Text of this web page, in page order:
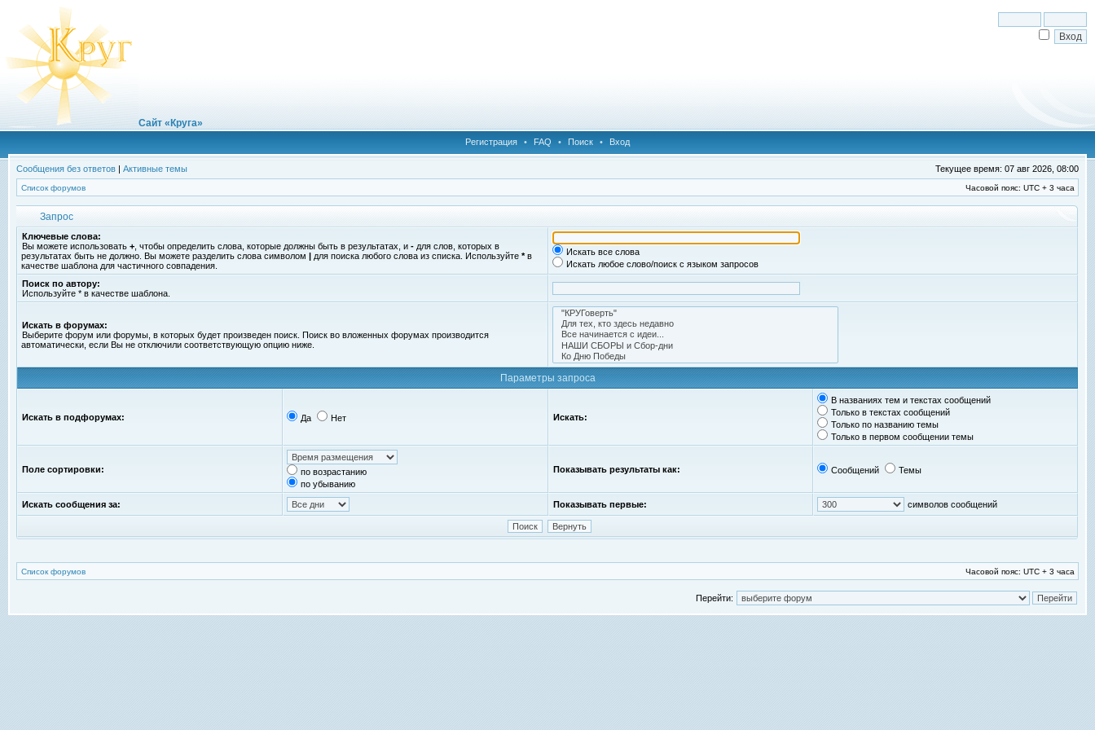
Сайт «Круга»
Регистрация • FAQ • Поиск • Вход
Сообщения без ответов | Активные темы Текущее время: 07 авг 2026, 08:00
Список форумов Часовой пояс: UTC + 3 часа
Запрос
Ключевые слова:
Вы можете использовать + , чтобы определить слова, которые должны быть в результатах, и - для слов, которых в
результатах быть не должно. Вы можете разделить слова символом | для поиска любого слова из списка. Используйте *в
качестве шаблона для частичного совпадения.
Искать все слова
Искать любое слово/поиск с языком запросов
Поиск по автору:
Используйте * в качестве шаблона.
Искать в форумах:
Выберите форум или форумы, в которых будет произведен поиск. Поиск во вложенных форумах производится
автоматически, если Вы не отключили соответствующую опцию ниже.
Параметры запроса
Искать в подфорумах: Да Нет Искать:
В названиях тем и текстах сообщений
Только в текстах сообщений
Только по названию темы
Только в первом сообщении темы
Поле сортировки:
по возрастанию
по убыванию
Показывать результаты как: Сообщений Темы
Искать сообщения за: Показывать первые: символов сообщений
Список форумов Часовой пояс: UTC + 3 часа
Перейти: